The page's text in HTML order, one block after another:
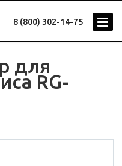
8 (800) 302-14-75
для
RG-